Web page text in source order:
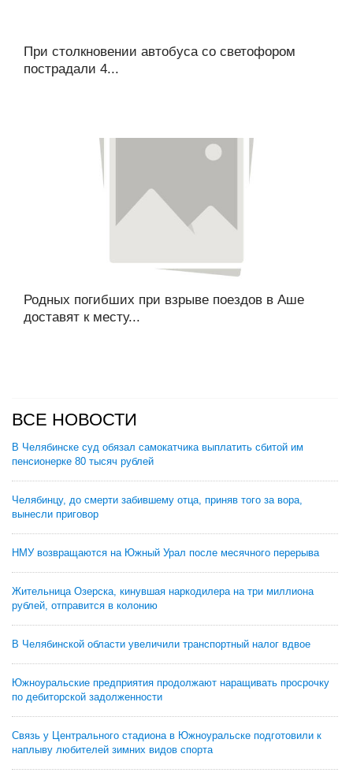
При столкновении автобуса со светофором
пострадали 4...
Родных погибших при взрыве поездов в Аше
доставят к месту...
ВСЕ НОВОСТИ
В Челябинске суд обязал самокатчика выплатить сбитой им
пенсионерке 80 тысяч рублей
Челябинцу, до смерти забившему отца, приняв того за вора,
вынесли приговор
НМУ возвращаются на Южный Урал после месячного перерыва
Жительница Озерска, кинувшая наркодилера на три миллиона
рублей, отправится в колонию
В Челябинской области увеличили транспортный налог вдвое
Южноуральские предприятия продолжают наращивать просрочку
по дебиторской задолженности
Связь у Центрального стадиона в Южноуральске подготовили к
наплыву любителей зимних видов спорта